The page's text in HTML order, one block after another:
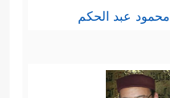
محمود عبد الحكم